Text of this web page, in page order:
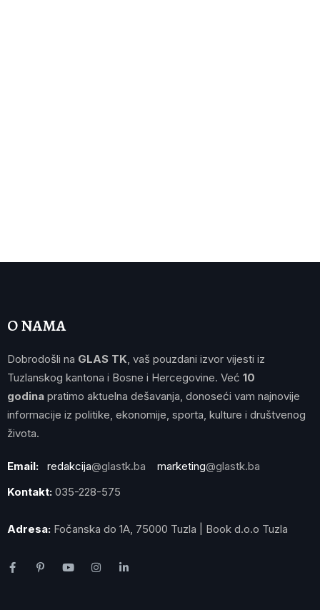
O NAMA
Dobrodošli na GLAS TK , vaš pouzdani izvor vijesti iz
Tuzlanskog kantona i Bosne i Hercegovine. Već 10
godina pratimo aktuelna dešavanja, donoseći vam najnovije
informacije iz politike, ekonomije, sporta, kulture i društvenog
života.
Email: redakcija@glastk.ba marketing@glastk.ba
Kontakt: 035-228-575
Adresa: Fočanska do 1A, 75000 Tuzla | Book d.o.o Tuzla